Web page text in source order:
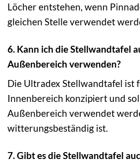
Löcher entstehen, wenn
gleichen Stelle verwendet
6. Kann ich die Stellwandtafel
Außenbereich verwenden?
Die Ultradex Stellwandtafel ist
Innenbereich konzipiert und
Außenbereich verwendet
witterungsbeständig ist.
7. Gibt es die Stellwandtafel